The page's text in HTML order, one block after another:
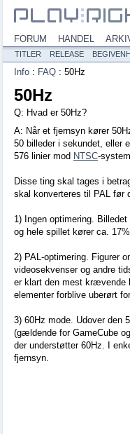
FORUM HANDEL
TITLER RELEASE
Info : FAQ : 50Hz
50Hz
Q: Hvad er 50Hz?
A: Når et fjernsyn kører
50 billeder i sekundet, eller
576 linier mod NTSC-
Disse ting skal tages i
skal konverteres til PAL før
1) Ingen optimering.
og hele spillet kører ca.
2) PAL-optimering. Figurer
videosekvenser og andre
er klart den mest krævende
elementer forblive uberørt
3) 60Hz mode. Udover den
(gældende for GameCube
der understøtter 60Hz. I
fjernsyn.